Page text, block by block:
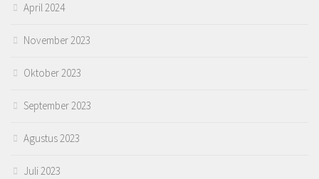
April 2024
November 2023
Oktober 2023
September 2023
Agustus 2023
Juli 2023